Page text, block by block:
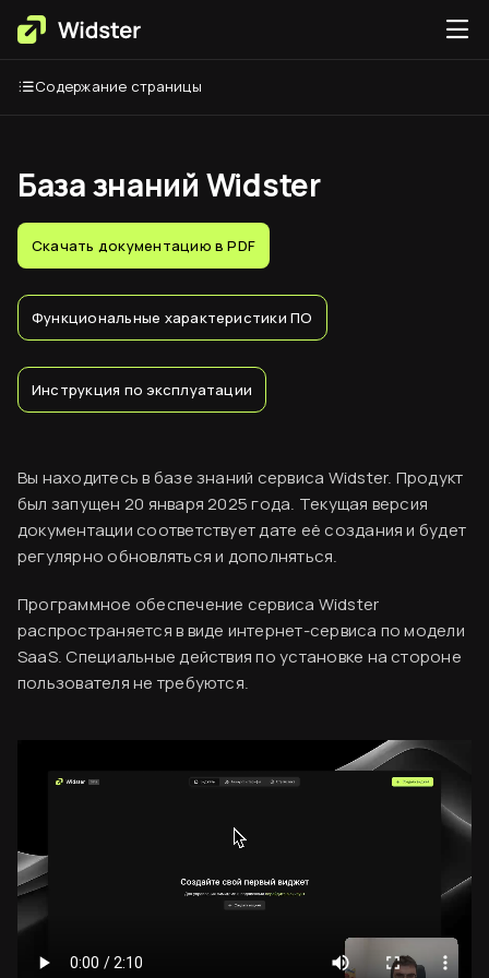
Оплата сервиса
Код виджета
Вставка кода на сайт
База знаний Widster
Скачать документацию в PDF
Функциональные характеристики ПО
Инструкция по эксплуатации
Вы находитесь в базе знаний сервиса Widster. Продукт
был запущен 20 января 2025 года. Текущая версия
документации соответствует дате её создания и будет
регулярно обновляться и дополняться.
Программное обеспечение сервиса Widster
распространяется в виде интернет-сервиса по модели
SaaS. Специальные действия по установке на стороне
пользователя не требуются.
Содержание страницы
Финальный ужин Два шефа – одна кухня
Хотите приобщиться к миру высокой кухни и
стать частью события?